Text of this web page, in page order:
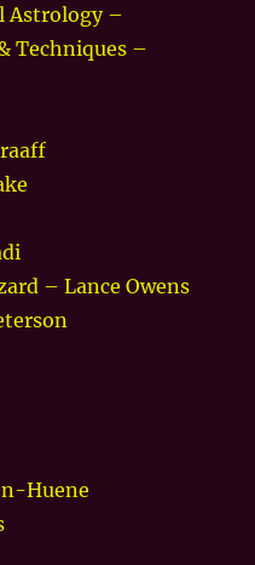
Astrology –
Techniques –
– Lance Owens
Huene